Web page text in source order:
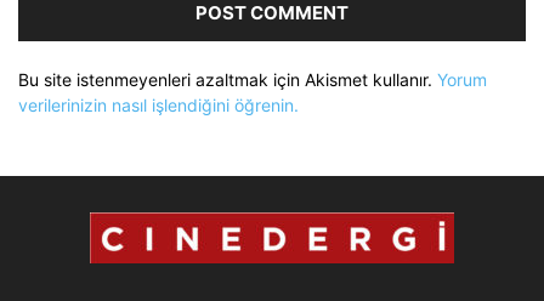
Bu site istenmeyenleri azaltmak için Akismet kullanır. Yorum
verilerinizin nasıl işlendiğini öğrenin.